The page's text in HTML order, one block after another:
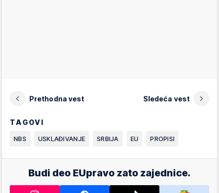
Prethodna vest Sledeća vest
TAGOVI
NBS USKLAĐIVANJE SRBIJA EU PROPISI
Budi deo EUpravo zato zajednice.